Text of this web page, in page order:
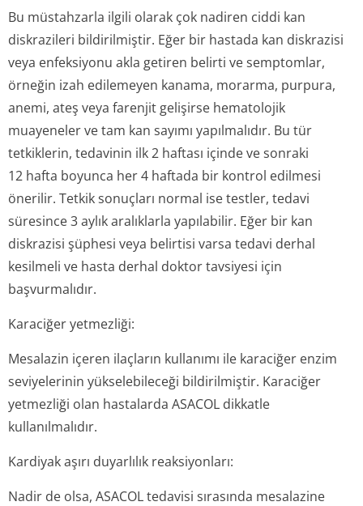
Bu müstahzarla ilgili olarak çok nadiren ciddi kan
diskrazileri bildirilmiştir. Eğer bir hastada kan diskrazisi
veya enfeksiyonu akla getiren belirti ve semptomlar,
örneğin izah edilemeyen kanama, morarma, purpura,
anemi, ateş veya farenjit gelişirse hematolojik
muayeneler ve tam kan sayımı yapılmalıdır. Bu tür
tetkiklerin, tedavinin ilk 2 haftası içinde ve sonraki
12 hafta boyunca her 4 haftada bir kontrol edilmesi
önerilir. Tetkik sonuçları normal ise testler, tedavi
süresince 3 aylık aralıklarla yapılabilir. Eğer bir kan
diskrazisi şüphesi veya belirtisi varsa tedavi derhal
kesilmeli ve hasta derhal doktor tavsiyesi için
başvurmalıdır.
Karaciğer yetmezliği:
Mesalazin içeren ilaçların kullanımı ile karaciğer enzim
seviyelerinin yükselebileceği bildirilmiştir. Karaciğer
yetmezliği olan hastalarda ASACOL dikkatle
kullanılmalıdır.
Kardiyak aşırı duyarlılık reaksiyonları:
Nadir de olsa, ASACOL tedavisi sırasında mesalazine